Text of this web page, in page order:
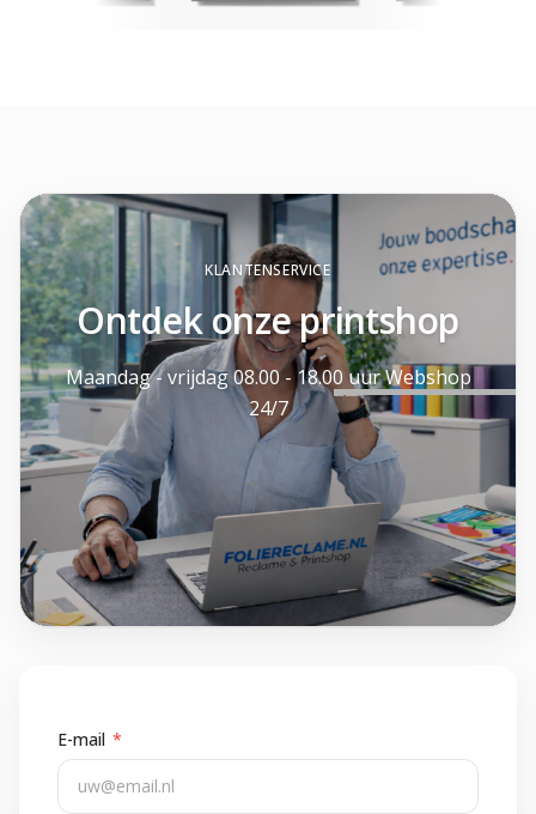
KLANTENSERVICE
Ontdek onze printshop
Maandag - vrijdag 08.00 - 18.00 uur Webshop
24/7
E-mail *